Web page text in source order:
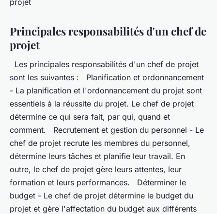
projet
Principales responsabilités d'un chef de
projet
Les principales responsabilités d'un chef de projet
sont les suivantes : Planification et ordonnancement
- La planification et l'ordonnancement du projet sont
essentiels à la réussite du projet. Le chef de projet
détermine ce qui sera fait, par qui, quand et
comment. Recrutement et gestion du personnel - Le
chef de projet recrute les membres du personnel,
détermine leurs tâches et planifie leur travail. En
outre, le chef de projet gère leurs attentes, leur
formation et leurs performances. Déterminer le
budget - Le chef de projet détermine le budget du
projet et gère l'affectation du budget aux différents